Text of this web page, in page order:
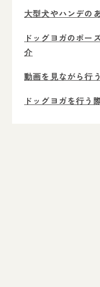
大型犬やハンデの
ドッグヨガのポー
介
動画を見ながら行
ドッグヨガを行う